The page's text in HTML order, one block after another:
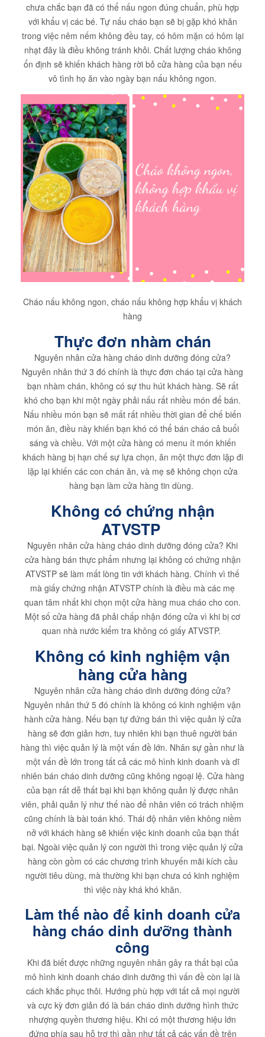
chưa chắc bạn đã có thể nấu ngon đúng chuẩn, phù hợp
với khẩu vị các bé. Tự nấu cháo bạn sẽ bị gặp khó khăn
trong việc nêm nếm không đều tay, có hôm mặn có hôm lại
nhạt đây là điều không tránh khỏi. Chất lượng cháo không
ổn định sẽ khiến khách hàng rời bỏ cửa hàng của bạn nếu
vô tình họ ăn vào ngày bạn nấu không ngon.
Cháo nấu không ngon, cháo nấu không hợp khẩu vị khách
hàng
Thực đơn nhàm chán
Nguyên nhân cửa hàng cháo dinh dưỡng đóng cửa?
Nguyên nhân thứ 3 đó chính là thực đơn cháo tại cửa hàng
bạn nhàm chán, không có sự thu hút khách hàng. Sẽ rất
khó cho bạn khi một ngày phải nấu rất nhiều món để bán.
Nấu nhiều món bạn sẽ mất rất nhiều thời gian để chế biến
món ăn, điều này khiến bạn khó có thể bán cháo cả buổi
sáng và chiều. Với một cửa hàng có menu ít món khiến
khách hàng bị hạn chế sự lựa chọn, ăn một thực đơn lặp đi
lặp lại khiến các con chán ăn, và mẹ sẽ không chọn cửa
hàng bạn làm cửa hàng tin dùng.
Không có chứng nhận
ATVSTP
Nguyên nhân cửa hàng cháo dinh dưỡng đóng cửa? Khi
cửa hàng bán thực phẩm nhưng lại không có chứng nhận
ATVSTP sẽ làm mất lòng tin với khách hàng. Chính vì thế
mà giấy chứng nhận ATVSTP chính là điều mà các mẹ
quan tâm nhất khi chọn một cửa hàng mua cháo cho con.
Một số cửa hàng đã phải chấp nhận đóng cửa vì khi bị cơ
quan nhà nước kiểm tra không có giấy ATVSTP.
Không có kinh nghiệm vận
hàng cửa hàng
Nguyên nhân cửa hàng cháo dinh dưỡng đóng cửa?
Nguyên nhân thứ 5 đó chính là không có kinh nghiệm vận
hành cửa hàng. Nếu bạn tự đứng bán thì việc quản lý cửa
hàng sẽ đơn giản hơn, tuy nhiên khi bạn thuê người bán
hàng thì việc quản lý là một vấn đề lớn. Nhân sự gần như là
một vấn đề lớn trong tất cả các mô hình kinh doanh và dĩ
nhiên bán cháo dinh dưỡng cũng không ngoại lệ. Cửa hàng
của bạn rất dễ thất bại khi bạn không quản lý được nhân
viên, phải quản lý như thế nào để nhân viên có trách nhiệm
cũng chính là bài toán khó. Thái độ nhân viên không niềm
nở với khách hàng sẽ khiến việc kinh doanh của bạn thất
bại. Ngoài việc quản lý con người thì trong việc quản lý cửa
hàng còn gồm có các chương trình khuyến mãi kích cầu
người tiêu dùng, mà thường khi bạn chưa có kinh nghiệm
thì việc này khá khó khăn.
Làm thế nào để kinh doanh cửa
hàng cháo dinh dưỡng thành
công
Khi đã biết được những nguyên nhân gây ra thất bại của
mô hình kinh doanh cháo dinh dưỡng thì vấn đề còn lại là
cách khắc phục thôi. Hướng phù hợp với tất cả mọi người
và cực kỳ đơn giản đó là bán cháo dinh dưỡng hình thức
nhượng quyền thương hiệu. Khi có một thương hiệu lớn
đứng phía sau hỗ trợ thì gần như tất cả các vấn đề trên